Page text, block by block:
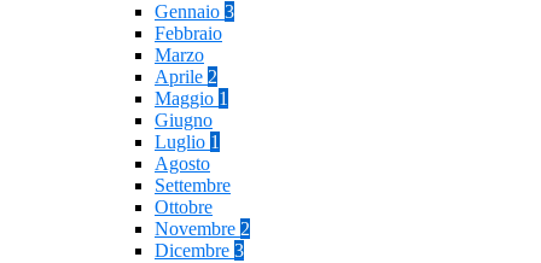
Gennaio 3
Febbraio
Marzo
Aprile 2
Maggio 1
Giugno
Luglio 1
Agosto
Settembre
Ottobre
Novembre 2
Dicembre 3